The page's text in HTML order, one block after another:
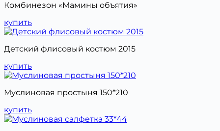
Комбинезон «Мамины объятия»
купить
Детский флисовый костюм 2015
купить
Муслиновая простыня 150*210
купить